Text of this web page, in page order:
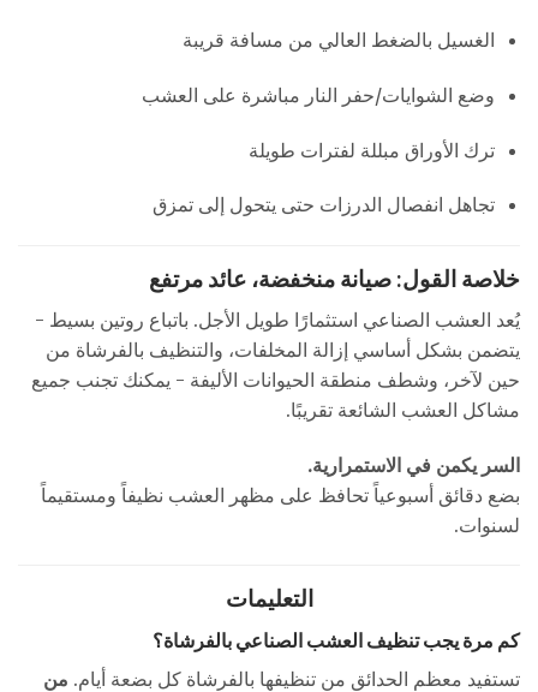
الغسيل بالضغط العالي من مسافة قريبة
وضع الشوايات/حفر النار مباشرة على العشب
ترك الأوراق مبللة لفترات طويلة
تجاهل انفصال الدرزات حتى يتحول إلى تمزق
خلاصة القول: صيانة منخفضة، عائد مرتفع
يُعد العشب الصناعي استثمارًا طويل الأجل. باتباع روتين بسيط -
يتضمن بشكل أساسي إزالة المخلفات، والتنظيف بالفرشاة من
حين لآخر، وشطف منطقة الحيوانات الأليفة - يمكنك تجنب جميع
مشاكل العشب الشائعة تقريبًا.
السر يكمن في الاستمرارية.
بضع دقائق أسبوعياً تحافظ على مظهر العشب نظيفاً ومستقيماً
لسنوات.
التعليمات
كم مرة يجب تنظيف العشب الصناعي بالفرشاة؟
تستفيد معظم الحدائق من تنظيفها بالفرشاة كل بضعة أيام. من